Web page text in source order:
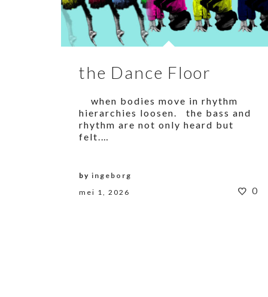
the Dance Floor
when bodies move in rhythm
hierarchies loosen. the bass and
rhythm are not only heard but
felt.…
mei 1, 2026
by ingeborg
0